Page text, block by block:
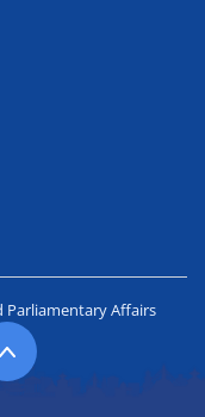
Parliamentary Affairs